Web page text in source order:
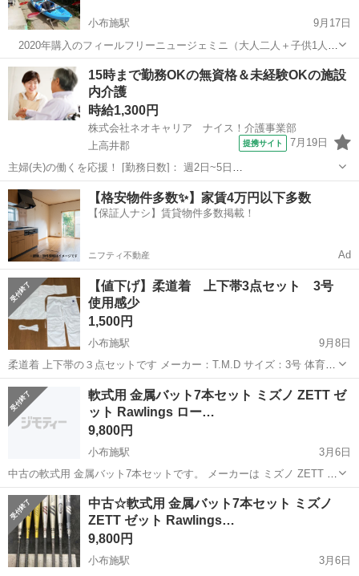
小布施駅
9月17日
2020年購入のフィールフリーニュージェミニ（大人二人＋子供1人乗
り）のカヤックです、グラスファイバー製のパドル２本と子供用防水
クッション並びに前乗者用ロッドホルダー２個をお付けします。追加
で砂浜でも沈まないバルーンタイヤ...
長野 上高井郡 小布施駅 マリンスポーツ カヤック
15時まで勤務OKの無資格＆未経験OKの施設
内介護
時給1,300円
株式会社ネオキャリア ナイス！介護事業部
上高井郡
提携サイト 7月19日
主婦(夫)の働くを応援！ [勤務日数]： 週2日~5日
09:00~15:00/10:00~16:00/07:00~16:00/09:00~18:00/11:00~20:00 月/
火/水/木/金/土/日 などから選べます ...
長野 上高井郡 ホームヘルパー
【格安物件多数✨】家賃4万円以下多数
【保証人ナシ】賃貸物件多数掲載！
ニフティ不動産 Ad
【値下げ】柔道着 上下帯3点セット 3号
使用感少
1,500円
小布施駅
9月8日
柔道着 上下帯の３点セットです メーカー：T.M.D サイズ：3号 体育の
授業で1､2回だけ使用しました。 胸と背中のゼッケン(？)部分と、メー
カーロゴ部分に記名あるので、剥がしてからお渡しします。 襟や袖...
長野 上高井郡 小布施駅 武道、格闘技 ゼッケン
軟式用 金属バット7本セット ミズノ ZETT ゼ
ット Rawlings ロー…
9,800円
小布施駅
3月6日
中古の軟式用 金属バット7本セットです。 メーカーは ミズノ ZETT ゼ
ット Rawlings ローリングス Louisville Slugger ルイスビルスラッガー
になります。 家族が使用していた物です...
長野 上高井郡 小布施駅 野球 ルイスビルスラッガー
中古☆軟式用 金属バット7本セット ミズノ
ZETT ゼット Rawlings…
9,800円
小布施駅
3月6日